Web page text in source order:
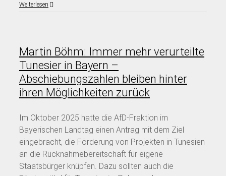
Weiterlesen
Martin Böhm: Immer mehr verurteilte
Tunesier in Bayern –
Abschiebungszahlen bleiben hinter
ihren Möglichkeiten zurück
Im Oktober 2025 hatte die AfD-Fraktion im
Bayerischen Landtag einen Antrag mit dem Ziel
eingebracht, die Förderung von Projekten in Tunesien
an die Rücknahmebereitschaft für eigene
Staatsbürger knüpfen. Dazu sollten auch die